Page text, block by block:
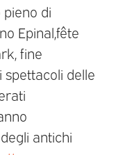
di
Epinal,fête
fine
delle
antichi